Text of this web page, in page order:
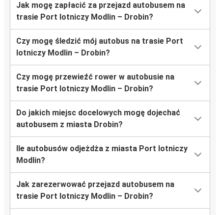
Jak mogę zapłacić za przejazd autobusem na
trasie Port lotniczy Modlin – Drobin?
Czy mogę śledzić mój autobus na trasie Port
lotniczy Modlin – Drobin?
Czy mogę przewieźć rower w autobusie na
trasie Port lotniczy Modlin – Drobin?
Do jakich miejsc docelowych mogę dojechać
autobusem z miasta Drobin?
Ile autobusów odjeżdża z miasta Port lotniczy
Modlin?
Jak zarezerwować przejazd autobusem na
trasie Port lotniczy Modlin – Drobin?